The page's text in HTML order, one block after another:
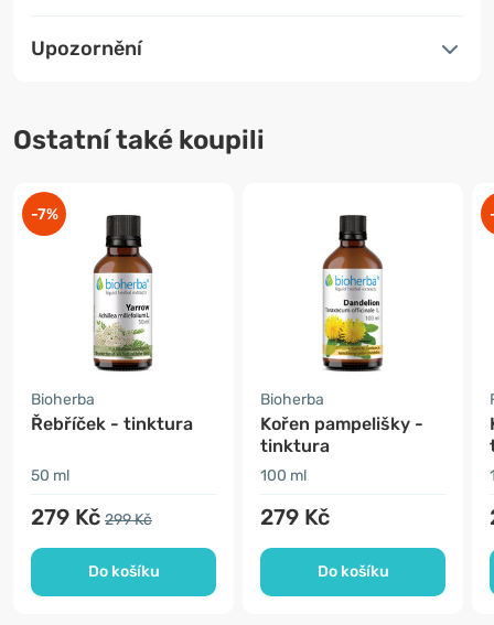
Upozornění
Ostatní také koupili
-7%
Bioherba
Řebříček - tinktura
50 ml
279 Kč 299 Kč
Do košíku
Bioherba
Kořen pampelišky -
tinktura
100 ml
279 Kč
Do košíku